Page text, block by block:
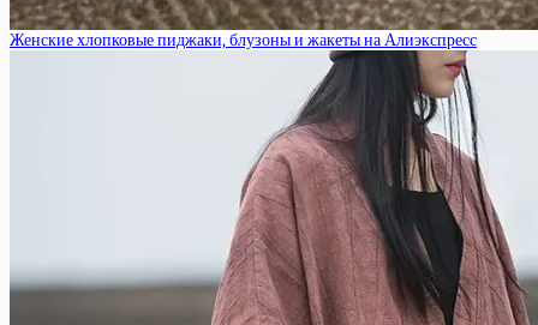
Женские хлопковые пиджаки, блузоны и жакеты на Алиэкспресс